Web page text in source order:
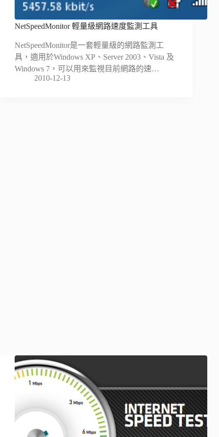
NetSpeedMonitor 輕量級網路速度監測工具
NetSpeedMonitor是一套輕量級的網路監測工
具，適用於Windows XP、Server 2003、Vista 及
Windows 7，可以用來監視目前網路的速…
2010-12-13